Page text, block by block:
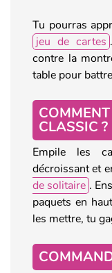
Tu pourras
jeu de cartes
contre la
table pour
CLASSIC ?
Empile les
décroissant et
de solitaire .
paquets en
les mettre, tu